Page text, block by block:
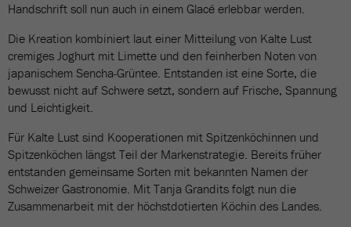
Handschrift soll nun auch in einem Glacé erlebbar werden.
Die Kreation kombiniert laut einer Mitteilung von Kalte Lust
cremiges Joghurt mit Limette und den feinherben Noten von
japanischem Sencha-Grüntee. Entstanden ist eine Sorte, die
bewusst nicht auf Schwere setzt, sondern auf Frische, Spannung
und Leichtigkeit.
Für Kalte Lust sind Kooperationen mit Spitzenköchinnen und
Spitzenköchen längst Teil der Markenstrategie. Bereits früher
entstanden gemeinsame Sorten mit bekannten Namen der
Schweizer Gastronomie. Mit Tanja Grandits folgt nun die
Zusammenarbeit mit der höchstdotierten Köchin des Landes.